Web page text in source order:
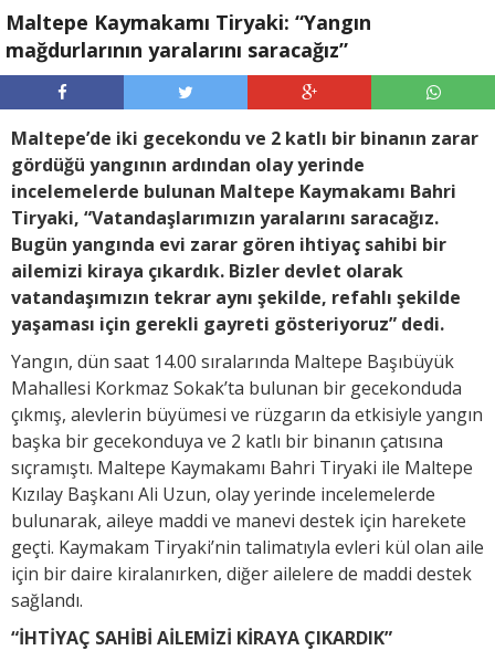
Maltepe Kaymakamı Tiryaki: “Yangın
mağdurlarının yaralarını saracağız”
Maltepe’de iki gecekondu ve 2 katlı bir binanın zarar
gördüğü yangının ardından olay yerinde
incelemelerde bulunan Maltepe Kaymakamı Bahri
Tiryaki, “Vatandaşlarımızın yaralarını saracağız.
Bugün yangında evi zarar gören ihtiyaç sahibi bir
ailemizi kiraya çıkardık. Bizler devlet olarak
vatandaşımızın tekrar aynı şekilde, refahlı şekilde
yaşaması için gerekli gayreti gösteriyoruz” dedi.
Yangın, dün saat 14.00 sıralarında Maltepe Başıbüyük
Mahallesi Korkmaz Sokak’ta bulunan bir gecekonduda
çıkmış, alevlerin büyümesi ve rüzgarın da etkisiyle yangın
başka bir gecekonduya ve 2 katlı bir binanın çatısına
sıçramıştı. Maltepe Kaymakamı Bahri Tiryaki ile Maltepe
Kızılay Başkanı Ali Uzun, olay yerinde incelemelerde
bulunarak, aileye maddi ve manevi destek için harekete
geçti. Kaymakam Tiryaki’nin talimatıyla evleri kül olan aile
için bir daire kiralanırken, diğer ailelere de maddi destek
sağlandı.
“İHTİYAÇ SAHİBİ AİLEMİZİ KİRAYA ÇIKARDIK”